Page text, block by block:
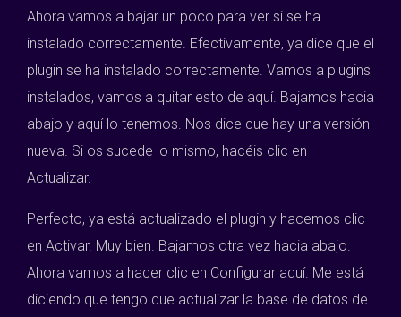
Ahora vamos a bajar un poco para ver si se ha
instalado correctamente. Efectivamente, ya dice que el
plugin se ha instalado correctamente. Vamos a plugins
instalados, vamos a quitar esto de aquí. Bajamos hacia
abajo y aquí lo tenemos. Nos dice que hay una versión
nueva. Si os sucede lo mismo, hacéis clic en
Actualizar.
Perfecto, ya está actualizado el plugin y hacemos clic
en Activar. Muy bien. Bajamos otra vez hacia abajo.
Ahora vamos a hacer clic en Configurar aquí. Me está
diciendo que tengo que actualizar la base de datos de